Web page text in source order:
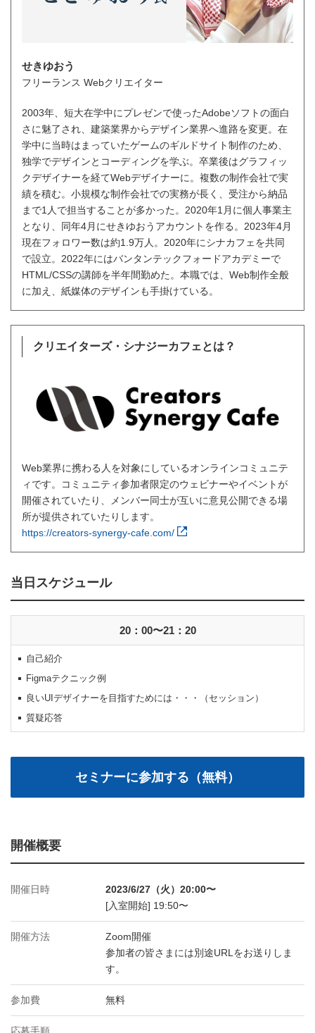
せきゆおう
フリーランス Webクリエイター
2003年、短大在学中にプレゼンで使ったAdobeソフトの面白
さに魅了され、建築業界からデザイン業界へ進路を変更。在
学中に当時はまっていたゲームのギルドサイト制作のため、
独学でデザインとコーディングを学ぶ。卒業後はグラフィッ
クデザイナーを経てWebデザイナーに。複数の制作会社で実
績を積む。小規模な制作会社での実務が長く、受注から納品
まで1人で担当することが多かった。2020年1月に個人事業主
となり、同年4月にせきゆおうアカウントを作る。2023年4月
現在フォロワー数は約1.9万人。2020年にシナカフェを共同
で設立。2022年にはバンタンテックフォードアカデミーで
HTML/CSSの講師を半年間勤めた。本職では、Web制作全般
に加え、紙媒体のデザインも手掛けている。
クリエイターズ・シナジーカフェとは？
Web業界に携わる人を対象にしているオンラインコミュニテ
ィです。コミュニティ参加者限定のウェビナーやイベントが
開催されていたり、メンバー同士が互いに意見公開できる場
所が提供されていたりします。
https://creators-synergy-cafe.com/
当日スケジュール
20：00〜21：20
自己紹介
Figmaテクニック例
良いUIデザイナーを目指すためには・・・（セッション）
質疑応答
開催概要
開催日時
2023/6/27（火）20:00〜
[入室開始] 19:50〜
開催方法
Zoom開催
参加者の皆さまには別途URLをお送りしま
す。
参加費 無料